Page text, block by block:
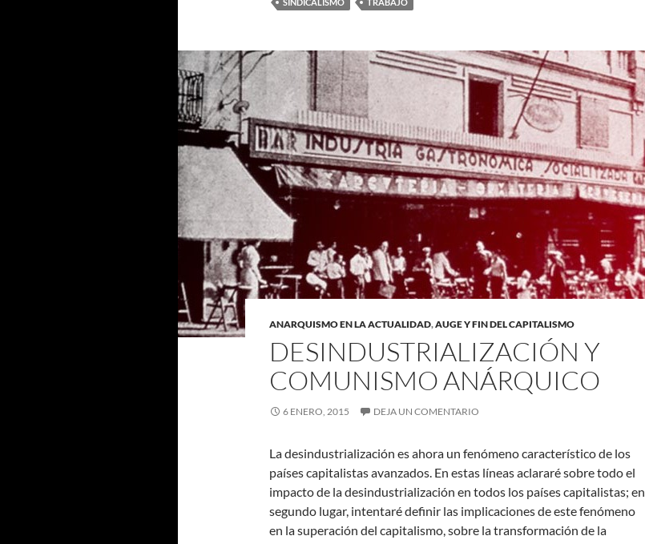
ANARQUISMO EN LA ACTUALIDAD,AUGE Y FIN DEL CAPITALISMO
DESINDUSTRIALIZACIÓN Y
COMUNISMO ANÁRQUICO
6 ENERO, 2015 DEJA UN COMENTARIO
La desindustrialización es ahora un fenómeno característico de los
países capitalistas avanzados. En estas líneas aclararé sobre todo el
impacto de la desindustrialización en todos los países capitalistas; en
segundo lugar, intentaré definir las implicaciones de este fenómeno
en la superación del capitalismo, sobre la transformación de la